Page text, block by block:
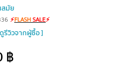
สมัย
⚡FLASHSALE⚡
ดูรีวิวจากผู้ซื้อ ]
฿